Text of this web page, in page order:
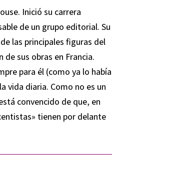
Inició su carrera
de un grupo editorial. Su
las principales figuras del
sus obras en Francia.
para él (como ya lo había
vida diaria. Como no es un
convencido de que, en
tienen por delante